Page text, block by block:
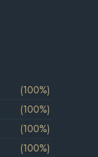
(100%)
(100%)
(100%)
(100%)